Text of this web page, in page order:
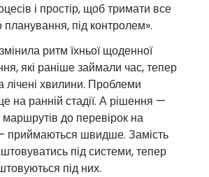
і простір, щоб тримати все
під контролем».
ритм їхньої щоденної
які раніше займали час, тепер
лічені хвилини. Проблеми
на ранній стадії. А рішення —
маршрутів до перевірок на
— приймаються швидше. Замість
під системи, тепер
під них.